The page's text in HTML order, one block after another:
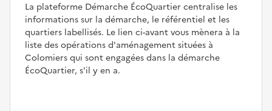
La plateforme Démarche ÉcoQuartier centralise les
informations sur la démarche, le référentiel et les
quartiers labellisés. Le lien ci-avant vous mènera à la
liste des opérations d'aménagement situées à
Colomiers qui sont engagées dans la démarche
ÉcoQuartier, s'il y en a.